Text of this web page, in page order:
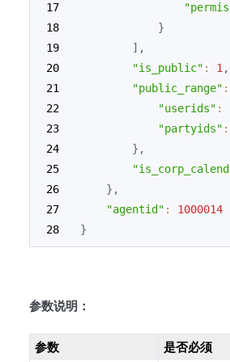
}
] ,
"is_public" : 1 ,
"public_range" :
"userids" :
"partyids" :
} ,
} ,
"agentid" :
1000014
}
参数说明：
参数 是否必须